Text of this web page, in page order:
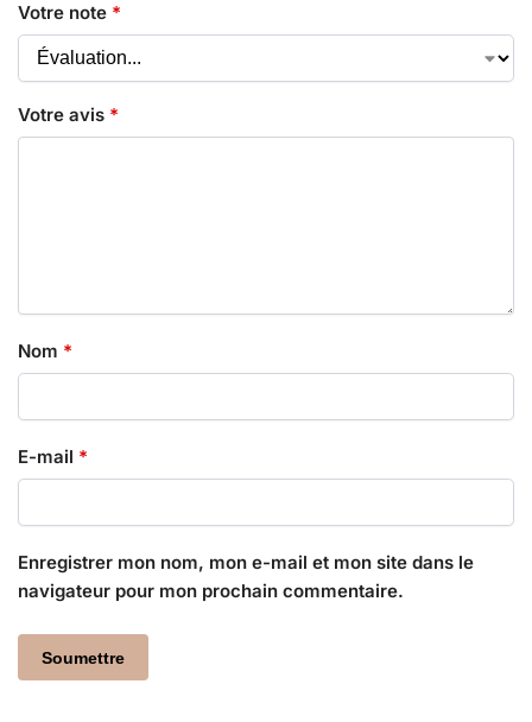
Votre note *
Votre avis *
Nom *
E-mail *
Enregistrer mon nom, mon e-mail et mon site dans le
navigateur pour mon prochain commentaire.